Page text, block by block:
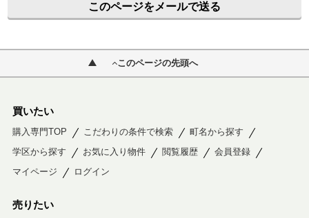
このページをメールで送る
このページの先頭へ
買いたい
購入専門TOP こだわりの条件で検索
町名から探す
学区から探す
お気に入り物件 閲覧履歴
会員登録
マイページ
ログイン
売りたい